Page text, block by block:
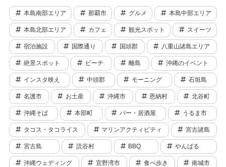
本島南部エリア 那覇市 グルメ 本島中部エリア
本島北部エリア カフェ 観光スポット スイーツ
宿泊施設 国際通り 国頭郡 八重山諸島エリア
絶景スポット ビーチ 離島 沖縄のイベント
インスタ映え 中頭郡 モーニング 石垣島
名護市 お土産 沖縄市 恩納村 北谷町
沖縄そば 本部町 バー・居酒屋 うるま市
タコス・タコライス マリンアクティビティ 宮古諸島
宮古島 読谷村 BBQ やんばる
沖縄ウェディング 宜野湾市 食べ歩き 南城市